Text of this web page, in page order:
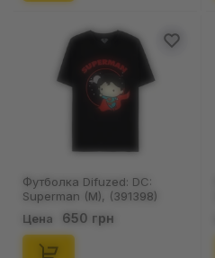
Футболка Difuzed: DC:
Superman (M), (391398)
Цена 650 грн